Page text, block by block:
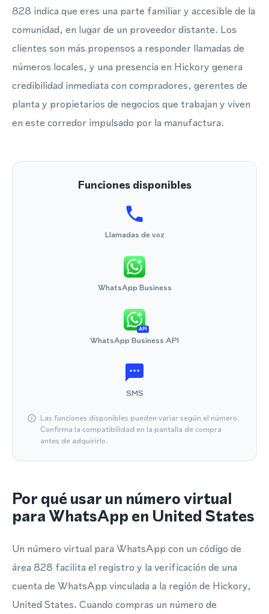
828 indica que eres una parte familiar y accesible de la
comunidad, en lugar de un proveedor distante. Los
clientes son más propensos a responder llamadas de
números locales, y una presencia en Hickory genera
credibilidad inmediata con compradores, gerentes de
planta y propietarios de negocios que trabajan y viven
en este corredor impulsado por la manufactura.
Funciones disponibles
Llamadas de voz
WhatsApp Business
API
WhatsApp Business API
SMS
Las funciones disponibles pueden variar según el número.
Confirma la compatibilidad en la pantalla de compra
antes de adquirirlo.
Por qué usar un número virtual
para WhatsApp en United States
Un número virtual para WhatsApp con un código de
área 828 facilita el registro y la verificación de una
cuenta de WhatsApp vinculada a la región de Hickory,
United States. Cuando compras un número de